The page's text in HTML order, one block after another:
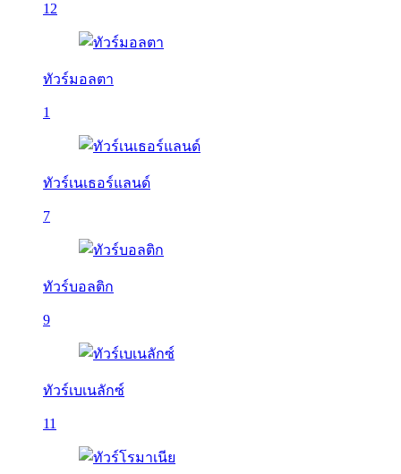
12
ทัวร์มอลตา
1
ทัวร์เนเธอร์แลนด์
7
ทัวร์บอลติก
9
ทัวร์เบเนลักซ์
11